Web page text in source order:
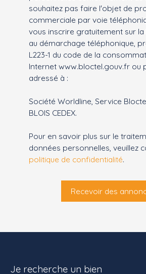
souhaitez pas faire l'objet de
commerciale par voie
vous inscrire gratuitement sur
au démarchage téléphonique,
L223-1 du code de la
Internet www.bloctel.gouv.fr ou
adressé à :
Société Worldline, Service Bloctel,
BLOIS CEDEX.
Pour en savoir plus sur le
données personnelles, veuillez
politique de confidentialité.
Recevoir des
Je recherche un bien